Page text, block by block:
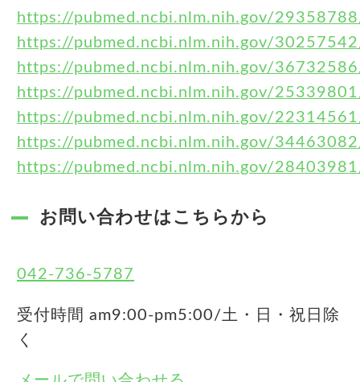
https://pubmed.ncbi.nlm.nih.gov/
https://pubmed.ncbi.nlm.nih.gov/
https://pubmed.ncbi.nlm.nih.gov/
https://pubmed.ncbi.nlm.nih.gov/
https://pubmed.ncbi.nlm.nih.gov/
https://pubmed.ncbi.nlm.nih.gov/
https://pubmed.ncbi.nlm.nih.gov/
お問い合わせはこちらから
042-736-5787
受付時間 am9:00-pm5:00/土・日・祝日除
く